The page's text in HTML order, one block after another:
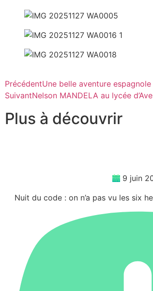
PrécédentUne belle aventure espagnole
SuivantNelson MANDELA au lycée
Plus à découvrir
9 juin
Nuit du code : on n’a pas vu les six